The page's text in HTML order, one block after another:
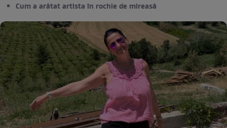
Cum a arătat artista în rochie de mireasă